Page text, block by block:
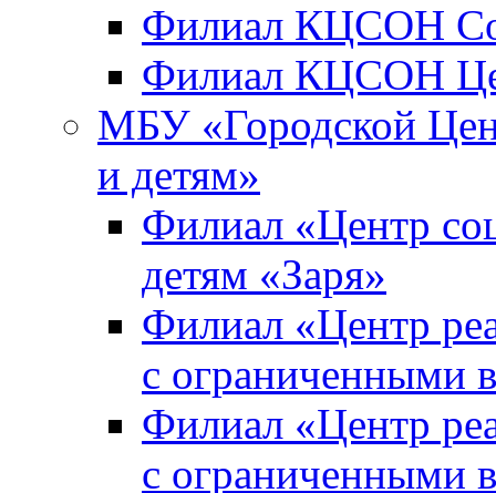
Филиал КЦСОН
Филиал КЦСОН
МБУ «Городской
и детям»
Филиал «Центр
детям «Заря»
Филиал «Центр
с ограниченными
Филиал «Центр
с ограниченными